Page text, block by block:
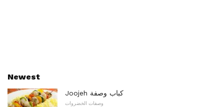
Newest
Joojeh كباب وصفة
وصفات الخضروات